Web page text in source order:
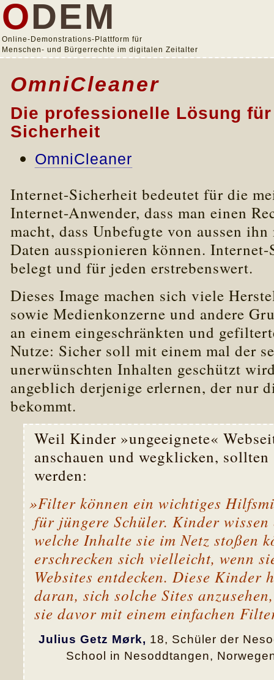
ODEM
Online-Demonstrations-Plattform für
Menschen- und Bürgerrechte im digitalen Zeitalter
OmniCleaner
Die professionelle Lösung
Sicherheit
OmniCleaner
Internet-Sicherheit bedeutet für die
Internet-Anwender, dass man einen
macht, dass Unbefugte von aussen
Daten ausspionieren können.
belegt und für jeden erstrebenswert.
Dieses Image machen sich viele
sowie Medienkonzerne und andere
an einem eingeschränkten und
Nutze: Sicher soll mit einem mal der
unerwünschten Inhalten geschützt
angeblich derjenige erlernen, der nur
bekommt.
Weil Kinder »ungeeignete«
anschauen und wegklicken,
werden:
»Filter können ein wichtiges
für jüngere Schüler. Kinder
welche Inhalte sie im Netz stoßen
erschrecken sich vielleicht, wenn
Websites entdecken. Diese Kinder
daran, sich solche Sites
sie davor mit einem einfachen
Julius Getz Mørk, 18, Schüler der
School in Nesoddtangen,